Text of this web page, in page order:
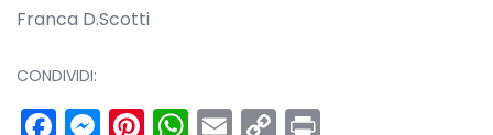
Franca D.Scotti
CONDIVIDI: